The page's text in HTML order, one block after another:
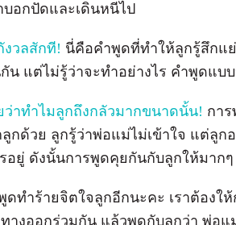
อกปัดและเดินหนีไป
วลสักที! นี่คือคำพูดที่ทำให้ลูกรู้สึกแ
น แต่ไม่รู้ว่าจะทำอย่างไร คำพูดแบ
ว่าทำไมลูกถึงกลัวมากขนาดนั้น! กา
กด้วย ลูกรู้ว่าพ่อแม่ไม่เข้าใจ แต่ลูก
อยู่ ดังนั้นการพูดคุยกันกับลูกให้มาก
ดทำร้ายจิตใจลูกอีกนะคะ เราต้องใ
างออกร่วมกัน แล้วพูดกับลูกว่า พ่อแ